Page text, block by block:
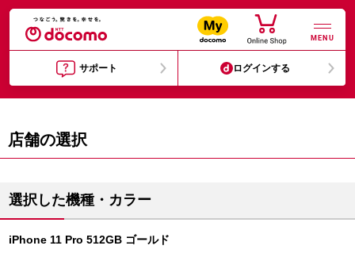
MENU
サポート ログインする
店舗の選択
選択した機種・カラー
iPhone 11 Pro 512GB ゴールド